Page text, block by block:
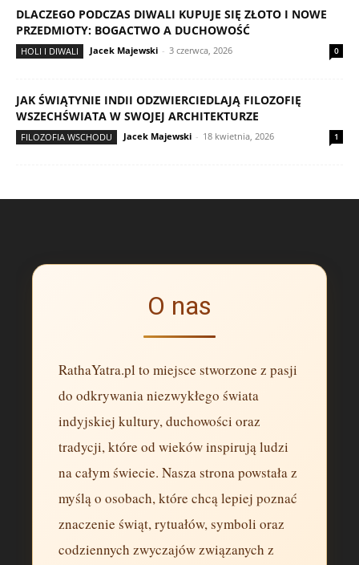
DLACZEGO PODCZAS DIWALI KUPUJE SIĘ ZŁOTO I NOWE
PRZEDMIOTY: BOGACTWO A DUCHOWOŚĆ
HOLI I DIWALI Jacek Majewski - 3 czerwca, 2026 0
JAK ŚWIĄTYNIE INDII ODZWIERCIEDLAJĄ FILOZOFIĘ
WSZECHŚWIATA W SWOJEJ ARCHITEKTURZE
FILOZOFIA WSCHODU Jacek Majewski - 18 kwietnia, 2026 1
O nas
RathaYatra.pl to miejsce stworzone z pasji
do odkrywania niezwykłego świata
indyjskiej kultury, duchowości oraz
tradycji, które od wieków inspirują ludzi
na całym świecie. Nasza strona powstała z
myślą o osobach, które chcą lepiej poznać
znaczenie świąt, rytuałów, symboli oraz
codziennych zwyczajów związanych z